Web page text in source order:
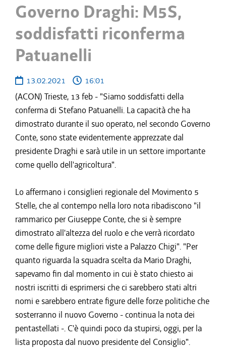
Governo Draghi: M5S,
soddisfatti riconferma
Patuanelli
13.02.2021
16:01
(ACON) Trieste, 13 feb - "Siamo soddisfatti della
conferma di Stefano Patuanelli. La capacità che ha
dimostrato durante il suo operato, nel secondo Governo
Conte, sono state evidentemente apprezzate dal
presidente Draghi e sarà utile in un settore importante
come quello dell'agricoltura".
Lo affermano i consiglieri regionale del Movimento 5
Stelle, che al contempo nella loro nota ribadiscono "il
rammarico per Giuseppe Conte, che si è sempre
dimostrato all'altezza del ruolo e che verrà ricordato
come delle figure migliori viste a Palazzo Chigi". "Per
quanto riguarda la squadra scelta da Mario Draghi,
sapevamo fin dal momento in cui è stato chiesto ai
nostri iscritti di esprimersi che ci sarebbero stati altri
nomi e sarebbero entrate figure delle forze politiche che
sosterranno il nuovo Governo - continua la nota dei
pentastellati -. C'è quindi poco da stupirsi, oggi, per la
lista proposta dal nuovo presidente del Consiglio".